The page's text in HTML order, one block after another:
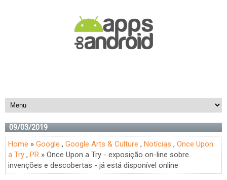
09/03/2019
Home » Google , Google Arts & Culture , Notícias , Once Upon
a Try , PR » Once Upon a Try - exposição on-line sobre
invenções e descobertas - já está disponível online